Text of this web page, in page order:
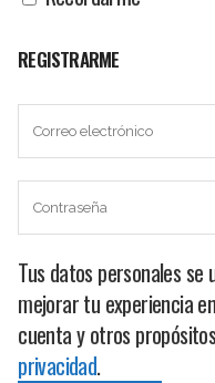
REGISTRARME
Tus datos personales
mejorar tu experiencia
cuenta y otros
privacidad.